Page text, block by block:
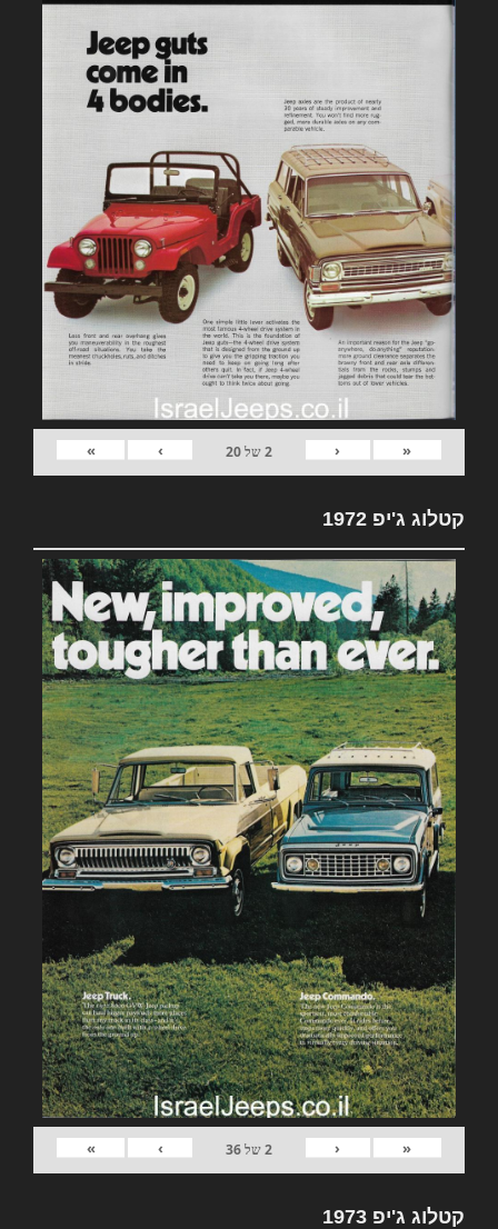
«
‹
2של20
›
»
קטלוג ג'יפ 1972
«
‹
2של36
›
»
קטלוג ג'יפ 1973